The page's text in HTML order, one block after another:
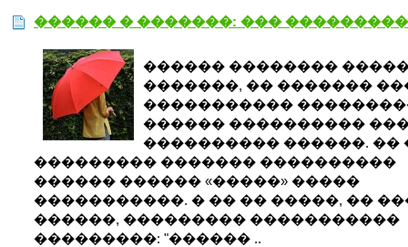
������ � �������: ���
������ ��������
�������, �� �������
�����������
������ ����������
���������� ������. ��
��������� ������� ����������
������ ������ «�����» �����
�����������. � �� �� �����, ��
������, ��������� �����������
���������: "������ ..